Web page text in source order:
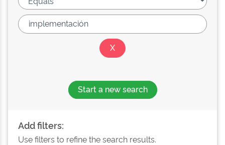
Start a new search
Add filters:
Use filters to refine the search results.